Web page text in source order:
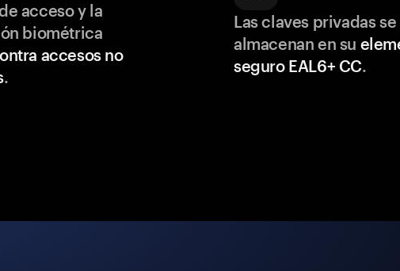
acceso y la
biométrica
accesos no
.
Las claves privadas
almacenan en su
seguro EAL6+ CC.